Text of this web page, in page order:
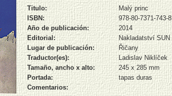
Titulo:
Malý princ
ISBN:
978-80-7371-743-8
Año de publicación:
2014
Editorial:
Nakladatství SUN
Lugar de publicación:
Řičany
Traductor(es):
Ladislav Niklíček
Tamaño, ancho x alto:
245 x 285 mm
Portada:
tapas duras
Comentarios: